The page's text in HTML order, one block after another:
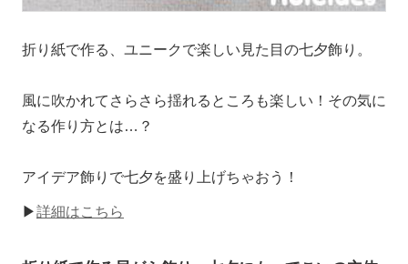
折り紙で作る、ユニークで楽しい見た目の七夕飾り。
風に吹かれてさらさら揺れるところも楽しい！その気に
なる作り方とは…？
アイデア飾りで七夕を盛り上げちゃおう！
▶詳細はこちら